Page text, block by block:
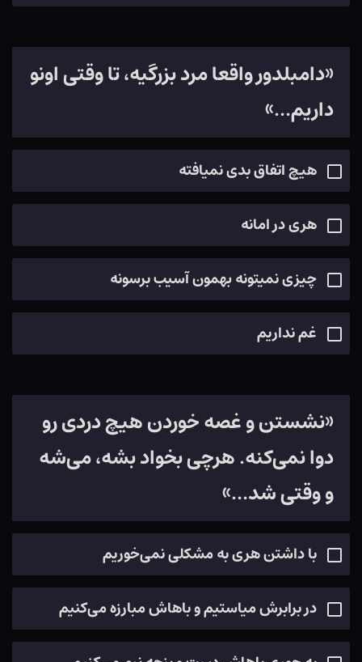
«دامبلدور واقعا مرد بزرگیه، تا وقتی اونو
داریم...»
هیچ اتفاق بدی نمیافته
هری در امانه
چیزی نمیتونه بهمون آسیب برسونه
غم نداریم
«نشستن و غصه خوردن هیچ دردی رو
دوا نمی‌کنه. هرچی بخواد بشه، می‌شه
و وقتی شد...»
با داشتن هری به مشکلی نمی‌خوریم
در برابرش میاستیم و باهاش مبارزه می‌کنیم